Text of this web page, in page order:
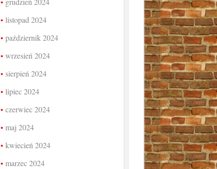
listopad 2024
październik 2024
wrzesień 2024
sierpień 2024
lipiec 2024
czerwiec 2024
maj 2024
kwiecień 2024
marzec 2024